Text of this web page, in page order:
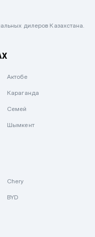
дилеров Казахстана.
Актобе
Караганда
Семей
Шымкент
Chery
BYD